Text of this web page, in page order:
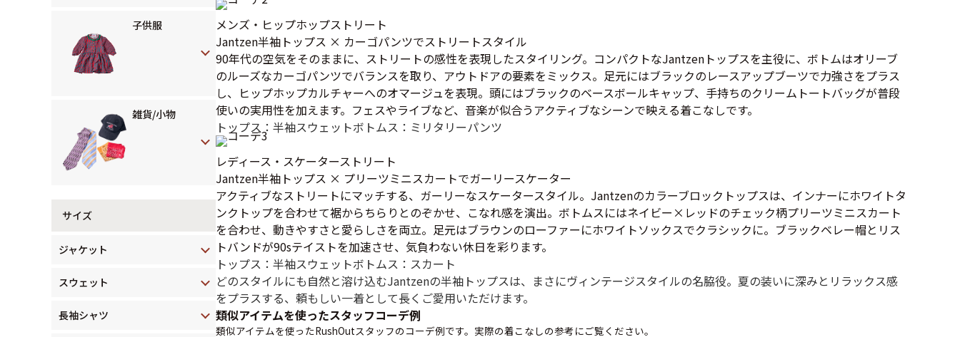
古着コラム
Youtube 古着屋Rush Out チャンネル
スタッフコーディネート
ご利用案内
お気に入りリスト
メンズ・ヒップホップストリート
Jantzen半袖トップス × カーゴパンツでストリートスタイル
90年代の空気をそのままに、ストリートの感性を表現したスタイリング。コンパクトなJantzenトップスを主役に、ボトムはオリーブ
のルーズなカーゴパンツでバランスを取り、アウトドアの要素をミックス。足元にはブラックのレースアップブーツで力強さをプラス
し、ヒップホップカルチャーへのオマージュを表現。頭にはブラックのベースボールキャップ、手持ちのクリームトートバッグが普段
使いの実用性を加えます。フェスやライブなど、音楽が似合うアクティブなシーンで映える着こなしです。
トップス：半袖スウェットボトムス：ミリタリーパンツ
レディース・スケーターストリート
Jantzen半袖トップス × プリーツミニスカートでガーリースケーター
アクティブなストリートにマッチする、ガーリーなスケータースタイル。Jantzenのカラーブロックトップスは、インナーにホワイトタ
ンクトップを合わせて裾からちらりとのぞかせ、こなれ感を演出。ボトムスにはネイビー×レッドのチェック柄プリーツミニスカート
を合わせ、動きやすさと愛らしさを両立。足元はブラウンのローファーにホワイトソックスでクラシックに。ブラックベレー帽とリス
トバンドが90sテイストを加速させ、気負わない休日を彩ります。
トップス：半袖スウェットボトムス：スカート
どのスタイルにも自然と溶け込むJantzenの半袖トップスは、まさにヴィンテージスタイルの名脇役。夏の装いに深みとリラックス感
をプラスする、頼もしい一着として長くご愛用いただけます。
類似アイテムを使ったスタッフコーデ例
類似アイテムを使ったRushOutスタッフのコーデ例です。実際の着こなしの参考にご覧ください。
子供服
雑貨/小物
サイズ
ジャケット
スウェット
長袖シャツ